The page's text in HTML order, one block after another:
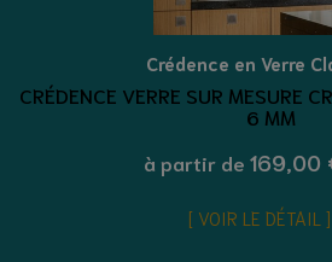
Crédence en Verre
CRÉDENCE VERRE SUR MESURE
6 MM
à partir de 169,00
VOIR LE DÉTAIL